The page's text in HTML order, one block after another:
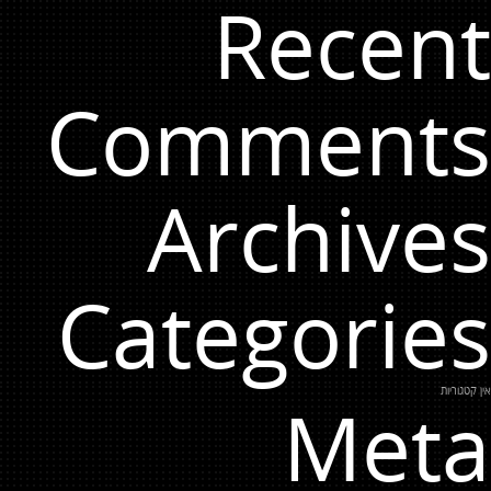
Recent
Comments
Archives
Categories
אין קטגוריות
Meta